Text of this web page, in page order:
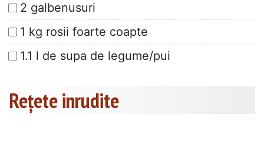
2 galbenusuri
1 kg rosii foarte coapte
1.1 l de supa de legume/pui
Rețete inrudite